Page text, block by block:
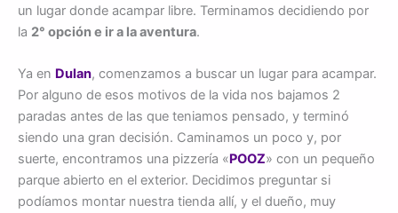
un lugar donde acampar libre. Terminamos decidiendo por
la 2° opción e ir a la aventura.
Ya en Dulan, comenzamos a buscar un lugar para acampar.
Por alguno de esos motivos de la vida nos bajamos 2
paradas antes de las que teniamos pensado, y terminó
siendo una gran decisión. Caminamos un poco y, por
suerte, encontramos una pizzería «POOZ» con un pequeño
parque abierto en el exterior. Decidimos preguntar si
podíamos montar nuestra tienda allí, y el dueño, muy